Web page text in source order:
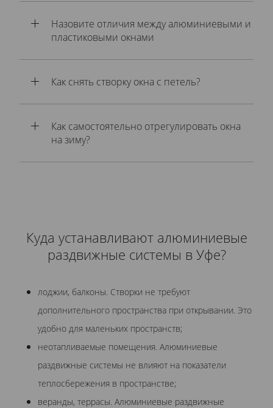
Назовите отличия между алюминиевыми и
пластиковыми окнами
Как снять створку окна с петель?
Как самостоятельно отрегулировать окна
на зиму?
Куда устанавливают алюминиевые
раздвижные системы в Уфе?
лоджии, балконы. Створки не требуют
дополнительного пространства при открывании. Это
удобно для маленьких пространств;
неотапливаемые помещения. Алюминиевые
раздвижные системы не влияют на показатели
теплосбережения в пространстве;
веранды, террасы. Алюминиевые раздвижные